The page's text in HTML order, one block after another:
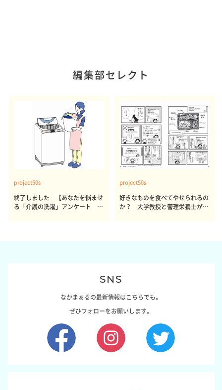
編集部セレクト
project50s
終了しました 【あなたを悩ませ
る「介護の洗濯」アンケート 体
project50s
好きなものを食べてやせられるの
か？ 大学教授と管理栄養士が出
SNS
なかまぁるの最新情報はこちらでも。
ぜひフォローをお願いします。